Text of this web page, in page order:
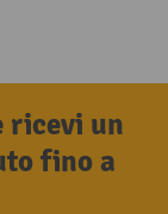
ricevi un
fino a